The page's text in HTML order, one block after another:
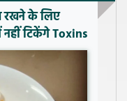
रखने के लिए
टिकेंगे Toxins